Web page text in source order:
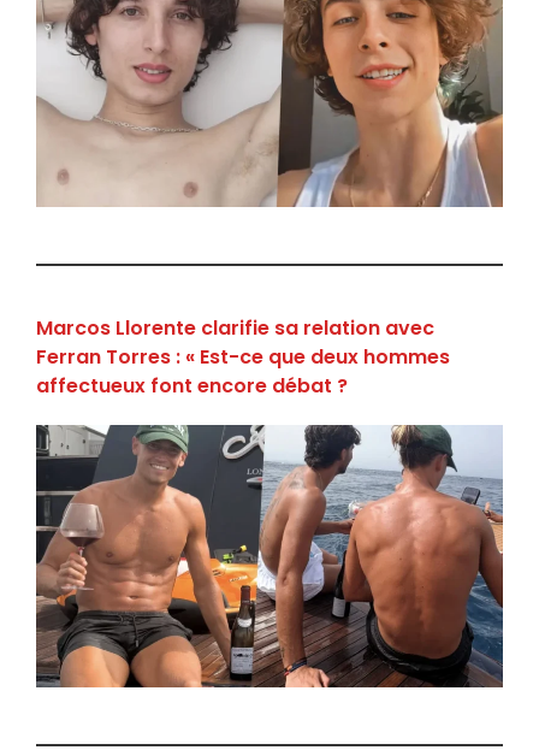
Marcos Llorente clarifie sa relation avec
Ferran Torres : « Est-ce que deux hommes
affectueux font encore débat ?